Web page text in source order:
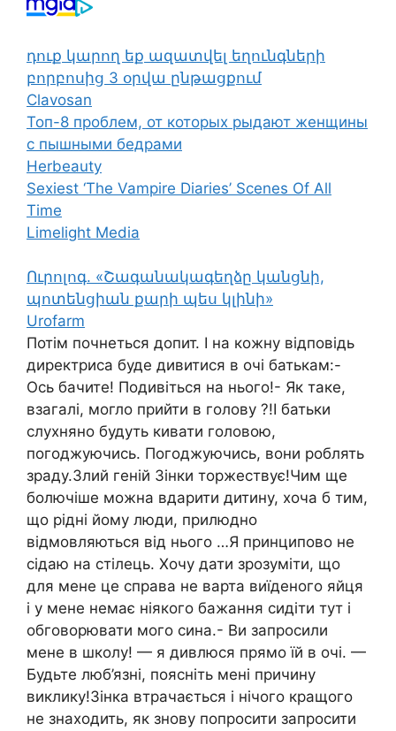
դուք կարող եք ազատվել եղունգների
բորբոսից 3 օրվա ընթացքում
Clavosan
Топ-8 проблем, от которых рыдают женщины
с пышными бедрами
Herbeauty
Sexiest ‘The Vampire Diaries’ Scenes Of All
Time
Limelight Media
Ուրոլոգ. «Շագանակագեղձը կանցնի,
պոտենցիան քարի պես կլինի»
Urofarm
Потім почнеться допит. І на кожну відповідь
директриса буде дивитися в очі батькам:-
Ось бачите! Подивіться на нього!- Як таке,
взагалі, могло прийти в голову ?!І батьки
слухняно будуть кивати головою,
погоджуючись. Погоджуючись, вони роблять
зраду.Злий геній Зінки торжествує!Чим ще
болючіше можна вдарити дитину, хоча б тим,
що рідні йому люди, прилюдно
відмовляються від нього …Я принципово не
сідаю на стілець. Хочу дати зрозуміти, що
для мене це справа не варта виїденого яйця
і y мене немає ніякого бажання сидіти тут і
обговорювати мого сина.- Ви запросили
мене в школу! — я дивлюся прямо їй в очі. —
Будьте люб’язні, поясніть мені причину
виклику!Зінка втрачається і нічого кращого
не знаходить, як знову попросити запросити